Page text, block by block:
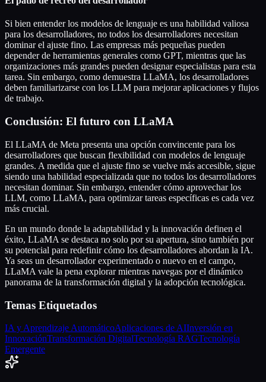
Si bien entender los modelos de lenguaje es una habilidad valiosa
para los desarrolladores, no todos los desarrolladores necesitan
dominar el ajuste fino. Las empresas más pequeñas pueden
depender de herramientas generales como GPT, mientras que las
organizaciones más grandes pueden designar especialistas para esta
tarea. Sin embargo, como demuestra LLaMA, los desarrolladores
deben familiarizarse con los LLM para mejorar aplicaciones y flujos
de trabajo.
Conclusión: El futuro con LLaMA
El LLaMA de Meta presenta una opción convincente para los
desarrolladores que buscan flexibilidad con modelos de lenguaje
grandes. A medida que el ajuste fino se vuelve más accesible, sigue
siendo una habilidad especializada que no todos los desarrolladores
necesitan dominar. Sin embargo, entender cómo aprovechar los
LLM, como LLaMA, para optimizar tareas específicas es cada vez
más crucial.
En un mundo donde la adaptabilidad y la innovación definen el
éxito, LLaMA se destaca no solo por su apertura, sino también por
su potencial para redefinir cómo los desarrolladores abordan la IA.
Ya seas un desarrollador experimentado o nuevo en el campo,
LLaMA vale la pena explorar mientras navegas por el dinámico
panorama de la transformación digital y la adopción tecnológica.
Temas Etiquetados
IA y Aprendizaje AutomáticoAplicaciones de AIInversión en
InnovaciónTransformación DigitalTecnología RAGTecnología
Emergente